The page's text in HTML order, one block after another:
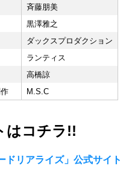
斉藤朋美
黒澤雅之
ダックスプロダクション
ランティス
高橋諒
M.S.C
はコチラ!!
ドリアライズ」公式サイト